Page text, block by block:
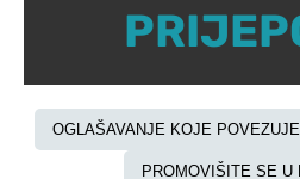
OGLAŠAVANJE KOJE
PROMOVIŠITE SE U